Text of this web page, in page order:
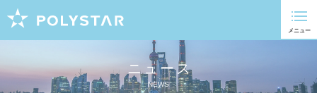
ニュース
NEWS